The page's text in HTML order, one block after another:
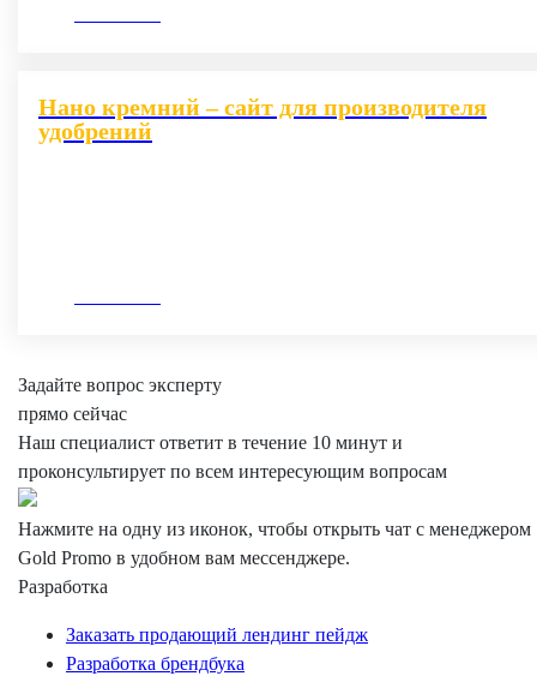
Нано кремний – сайт для производителя
удобрений
Задайте вопрос эксперту
прямо сейчас
Наш специалист ответит в течение 10 минут и
проконсультирует по всем интересующим вопросам
Нажмите на одну из иконок, чтобы открыть чат с менеджером
Gold Promo в удобном вам мессенджере.
Разработка
Заказать продающий лендинг пейдж
Разработка брендбука